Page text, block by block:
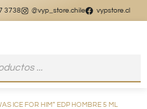
vypstore.cl
ICE FOR HIM” EDP HOMBRE 5 ML